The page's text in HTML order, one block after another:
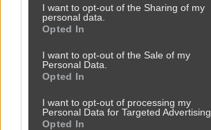
I want to opt-out of the Sharing of my
personal data.
Opted In
I want to opt-out of the Sale of my
Personal Data.
Opted In
I want to opt-out of processing my
Personal Data for Targeted Advertising.
Opted In
Płomienny taniec techno
przezAdmin— 2 lata temu